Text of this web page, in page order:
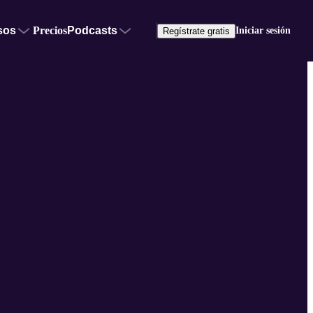
PreciosPodcasts Regístrate gratis Iniciar sesión